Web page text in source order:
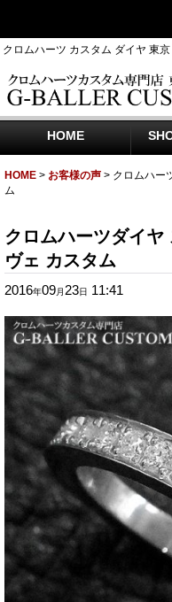
クロムハーツ カスタム ダイヤ 東京
HOME
HOME > お客様の声 > クロムハー
ム
クロムハーツダイ
ヴェ カスタム
2016年09月 23日 11:41